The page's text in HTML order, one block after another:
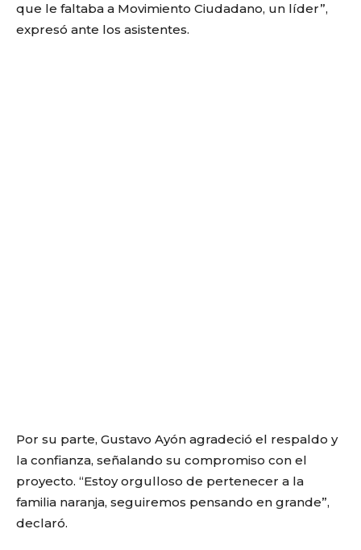
que le faltaba a Movimiento Ciudadano, un líder”,
expresó ante los asistentes.
Por su parte, Gustavo Ayón agradeció el respaldo y
la confianza, señalando su compromiso con el
proyecto. “Estoy orgulloso de pertenecer a la
familia naranja, seguiremos pensando en grande”,
declaró.